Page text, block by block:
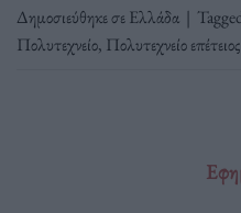
Δημοσιεύθηκε σεΕλλάδα |
Πολυτεχνείο, Πολυτεχνείο επέτειος